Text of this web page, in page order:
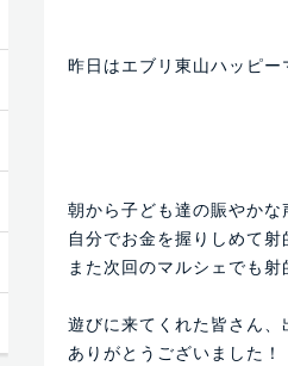
昨日はエブリ東山ハッピ
朝から子ども達の賑やかな
自分でお金を握りしめて
また次回のマルシェでも
遊びに来てくれた皆さん、
ありがとうございました！